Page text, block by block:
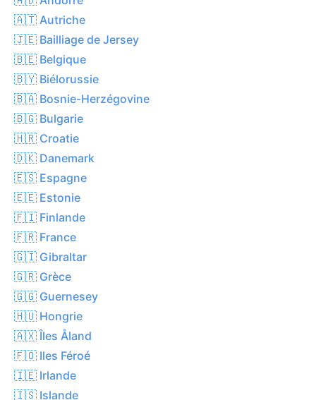
🇦🇹 Autriche
🇯🇪 Bailliage de Jersey
🇧🇪 Belgique
🇧🇾 Biélorussie
🇧🇦 Bosnie-Herzégovine
🇧🇬 Bulgarie
🇭🇷 Croatie
🇩🇰 Danemark
🇪🇸 Espagne
🇪🇪 Estonie
🇫🇮 Finlande
🇫🇷 France
🇬🇮 Gibraltar
🇬🇷 Grèce
🇬🇬 Guernesey
🇭🇺 Hongrie
🇦🇽 Îles Åland
🇫🇴 Iles Féroé
🇮🇪 Irlande
🇮🇸 Islande